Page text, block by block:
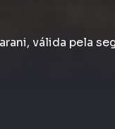
válida pela